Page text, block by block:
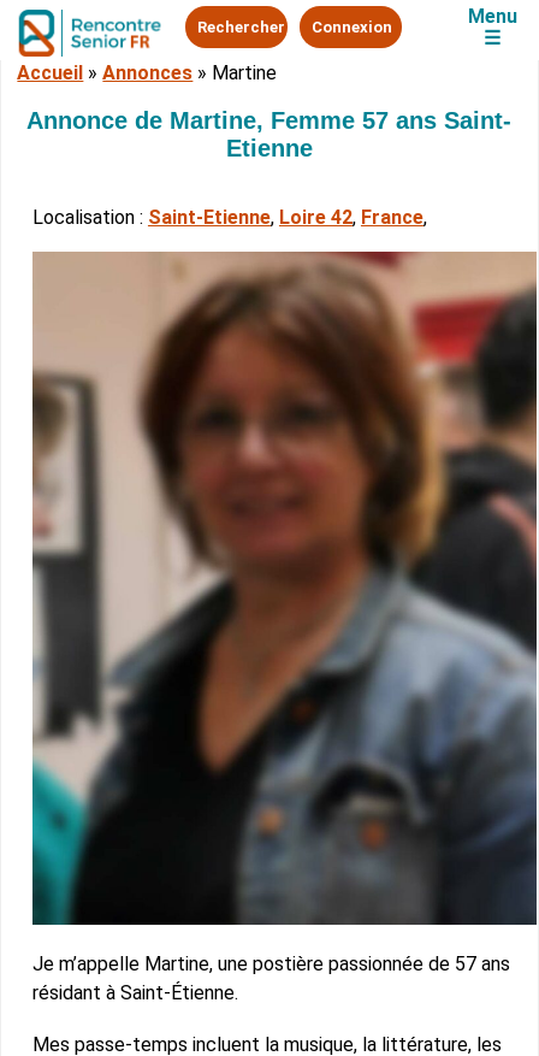
Rechercher Connexion
Menu
☰
Accueil »Annonces » Martine
Annonce de Martine, Femme 57 ans Saint-
Etienne
Localisation : Saint-Etienne, Loire 42, France,
Je m’appelle Martine, une postière passionnée de 57 ans
résidant à Saint-Étienne.
Mes passe-temps incluent la musique, la littérature, les